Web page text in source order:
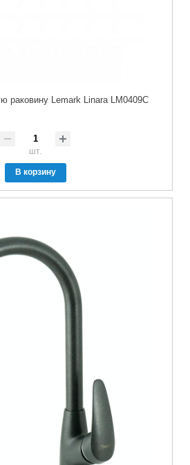
раковину Lemark Linara LM0409C
шт.
В корзину